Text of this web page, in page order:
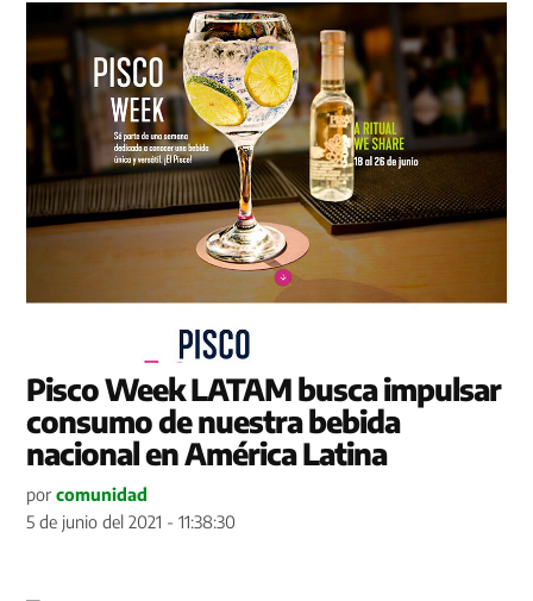
Pisco Week LATAM busca impulsar
consumo de nuestra bebida
nacional en América Latina
por comunidad
5 de junio del 2021 - 11:38:30